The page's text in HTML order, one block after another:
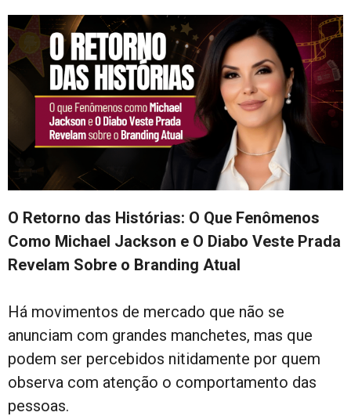
O Retorno das Histórias: O Que Fenômenos
Como Michael Jackson e O Diabo Veste Prada
Revelam Sobre o Branding Atual
Há movimentos de mercado que não se
anunciam com grandes manchetes, mas que
podem ser percebidos nitidamente por quem
observa com atenção o comportamento das
pessoas.